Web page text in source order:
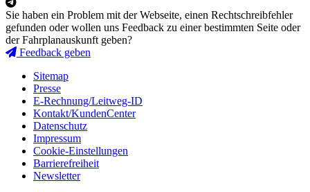
Sie haben ein Problem mit der Webseite, einen Rechtschreibfehler
gefunden oder wollen uns Feedback zu einer bestimmten Seite oder
der Fahrplanauskunft geben?
Feedback geben
Sitemap
Presse
E-Rechnung/Leitweg-ID
Kontakt/KundenCenter
Datenschutz
Impressum
Cookie-Einstellungen
Barrierefreiheit
Newsletter